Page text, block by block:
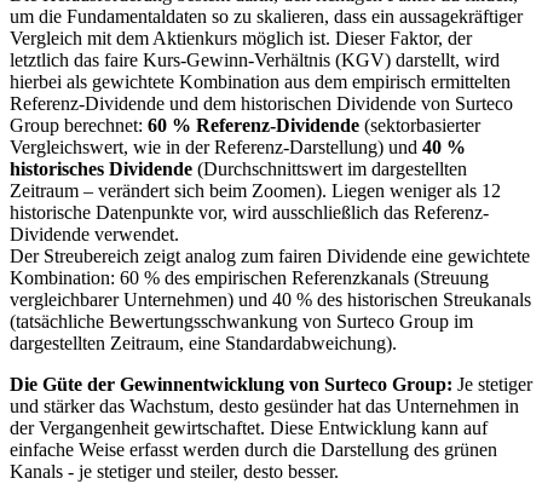
um die Fundamentaldaten so zu skalieren, dass ein aussagekräftiger
Vergleich mit dem Aktienkurs möglich ist. Dieser Faktor, der
letztlich das faire Kurs-Gewinn-Verhältnis (KGV) darstellt, wird
hierbei als gewichtete Kombination aus dem empirisch ermittelten
Referenz-Dividende und dem historischen Dividende von Surteco
Group berechnet: 60 % Referenz-Dividende (sektorbasierter
Vergleichswert, wie in der Referenz-Darstellung) und 40 %
historisches Dividende (Durchschnittswert im dargestellten
Zeitraum – verändert sich beim Zoomen). Liegen weniger als 12
historische Datenpunkte vor, wird ausschließlich das Referenz-
Dividende verwendet.
Der Streubereich zeigt analog zum fairen Dividende eine gewichtete
Kombination: 60 % des empirischen Referenzkanals (Streuung
vergleichbarer Unternehmen) und 40 % des historischen Streukanals
(tatsächliche Bewertungsschwankung von Surteco Group im
dargestellten Zeitraum, eine Standardabweichung).
Die Güte der Gewinnentwicklung von Surteco Group: Je stetiger
und stärker das Wachstum, desto gesünder hat das Unternehmen in
der Vergangenheit gewirtschaftet. Diese Entwicklung kann auf
einfache Weise erfasst werden durch die Darstellung des grünen
Kanals - je stetiger und steiler, desto besser.